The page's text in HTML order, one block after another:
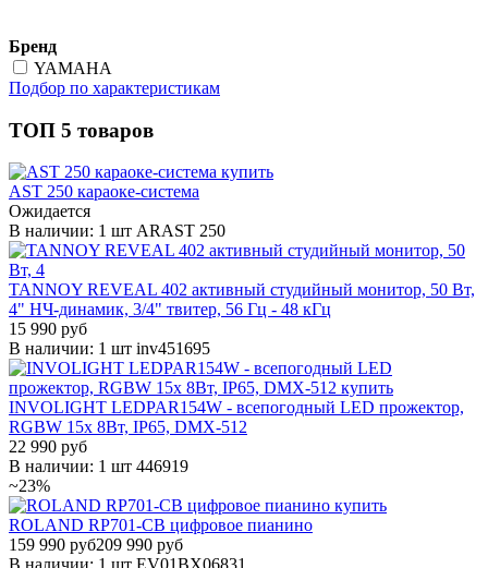
Бренд
YAMAHA
Подбор по характеристикам
ТОП 5 товаров
AST 250 караоке-система
Ожидается
В наличии: 1 шт ARAST 250
TANNOY REVEAL 402 активный студийный монитор, 50 Вт,
4" НЧ-динамик, 3/4" твитер, 56 Гц - 48 кГц
15 990 руб
В наличии: 1 шт inv451695
INVOLIGHT LEDPAR154W - всепогодный LED прожектор,
RGBW 15x 8Вт, IP65, DMX-512
22 990 руб
В наличии: 1 шт 446919
~23%
ROLAND RP701-CB цифровое пианино
159 990 руб209 990 руб